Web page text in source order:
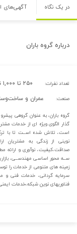
در یک نگاه آگهی‌های
درباره گروه باران
تعداد نفرات: ۲۵۰ تا ۱,۰۰۰ نفر
صنعت: عمران و
گذار الگوی ویژه ای از خدمات
است، تلاش شده اســت تا با
نوینی از زندگی به مشتریان
صداقت،کیفیت، نوآوری و ارائه
ســه محور اساسی مهندســی،
زمینه های متنوعی از خدمات را
سرمایه گردانی، خدمات فنی و
فناوریهای نوین شبکه،خدمات